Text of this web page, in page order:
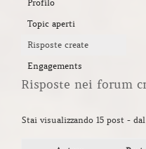
Profilo
Topic aperti
Risposte create
Engagements
Risposte nei forum
Stai visualizzando 15 post -